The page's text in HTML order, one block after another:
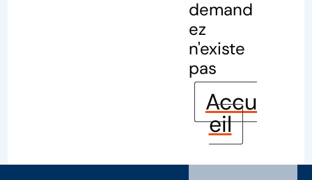
demand
ez
n'existe
pas
Accu
eil